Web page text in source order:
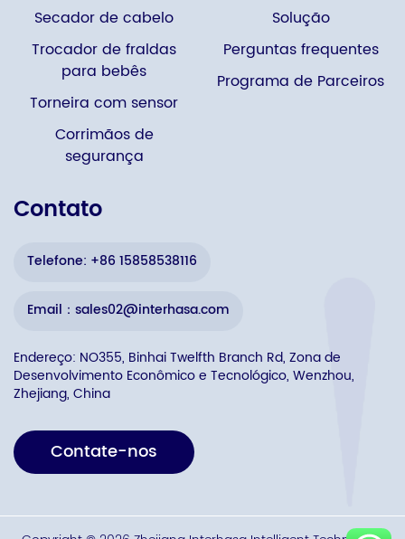
Secador de cabelo
Trocador de fraldas
para bebês
Torneira com sensor
Corrimãos de
segurança
Solução
Perguntas frequentes
Programa de Parceiros
Contato
Telefone: +86 15858538116
Email：sales02@interhasa.com
Endereço: NO355, Binhai Twelfth Branch Rd, Zona de
Desenvolvimento Econômico e Tecnológico, Wenzhou,
Zhejiang, China
Contate-nos